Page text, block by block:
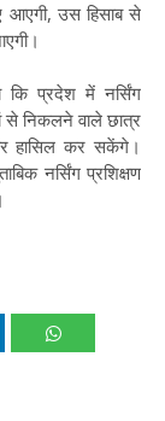
आएगी, उस हिसाब से
कि प्रदेश में नर्सिंग
से निकलने वाले छात्र
हासिल कर सकेंगे।
नर्सिंग प्रशिक्षण